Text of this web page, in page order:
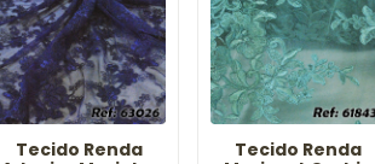
Tecido Renda
Tecido Renda